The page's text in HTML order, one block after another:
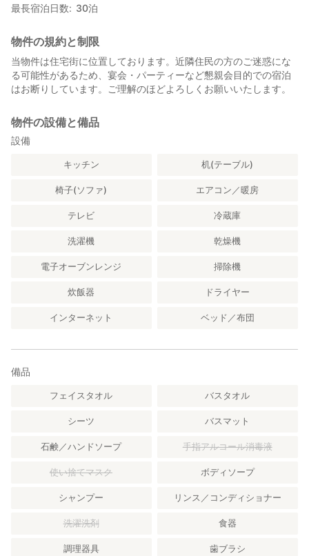
最長宿泊日数
30泊
物件の規約と制限
当物件は住宅街に位置しております。近隣住民の方のご迷惑にな
る可能性があるため、宴会・パーティーなど懇親会目的での宿泊
はお断りしています。ご理解のほどよろしくお願いいたします。
物件の設備と備品
設備
キッチン 机(テーブル)
椅子(ソファ) エアコン／暖房
テレビ 冷蔵庫
洗濯機 乾燥機
電子オーブンレンジ 掃除機
炊飯器 ドライヤー
インターネット ベッド／布団
備品
フェイスタオル バスタオル
シーツ バスマット
石鹸／ハンドソープ 手指アルコール消毒液
使い捨てマスク ボディソープ
シャンプー リンス／コンディショナー
洗濯洗剤 食器
調理器具 歯ブラシ